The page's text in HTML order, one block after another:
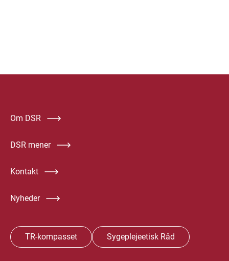
Om DSR
DSR mener
Kontakt
Nyheder
TR-kompasset Sygeplejeetisk Råd